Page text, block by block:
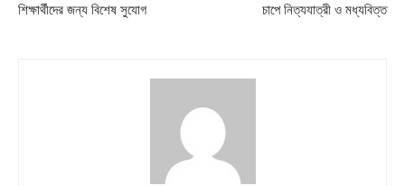
শিক্ষার্থীদের জন্য বিশেষ সুযোগ
চাপে নিত্যযাত্রী ও মধ্যবিত্ত